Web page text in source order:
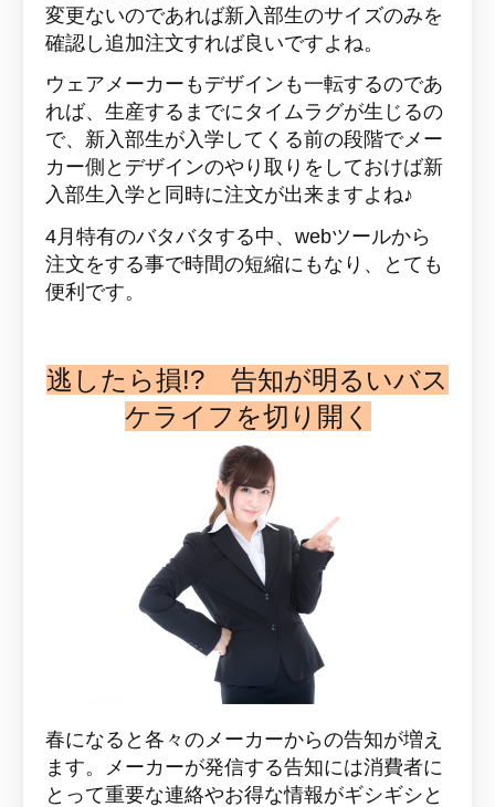
変更ないのであれば新入部生のサイズのみを
確認し追加注文すれば良いですよね。
ウェアメーカーもデザインも一転するのであ
れば、生産するまでにタイムラグが生じるの
で、新入部生が入学してくる前の段階でメー
カー側とデザインのやり取りをしておけば新
入部生入学と同時に注文が出来ますよね♪
4月特有のバタバタする中、webツールから
注文をする事で時間の短縮にもなり、とても
便利です。
逃したら損!? 告知が明るいバス
ケライフを切り開く
春になると各々のメーカーからの告知が増え
ます。メーカーが発信する告知には消費者に
とって重要な連絡やお得な情報がギシギシと